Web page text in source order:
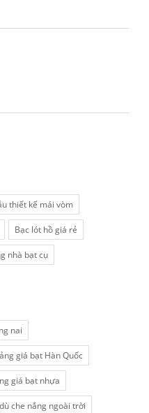
thiết kế mái vòm
Bạc lót hồ giá rẻ
nhà bạt cụ
nai
giá bạt Hàn Quốc
giá bạt nhựa
che nắng ngoài trời